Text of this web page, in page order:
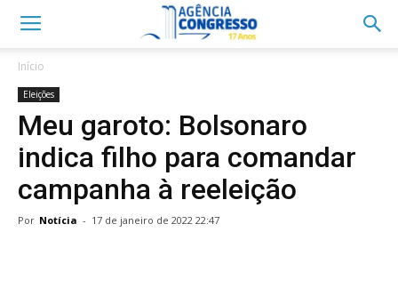
Início
Eleições
Meu garoto: Bolsonaro
indica filho para comandar
campanha à reeleição
Por Notícia - 17 de janeiro de 2022 22:47